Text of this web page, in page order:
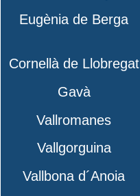
Eugènia de Berga
Cornellà de Llobregat
Gavà
Vallromanes
Vallgorguina
Vallbona d´Anoia